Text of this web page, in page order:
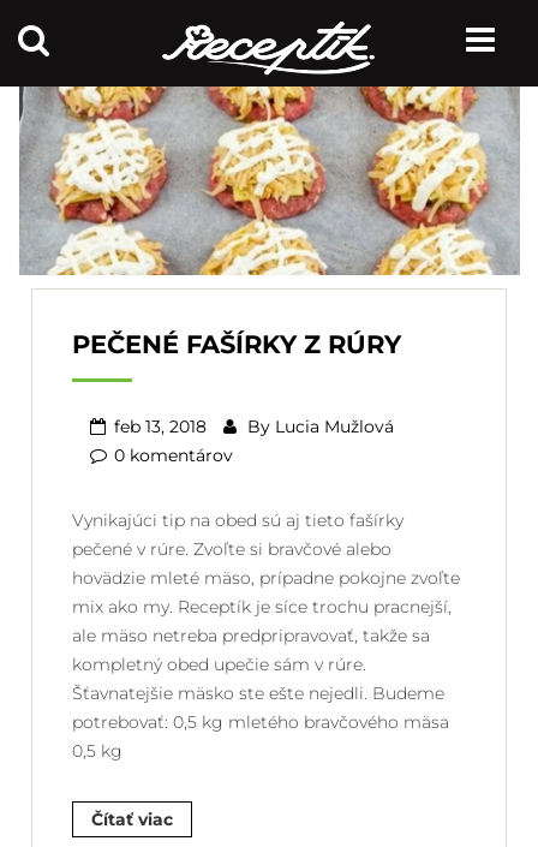
PEČENÉ FAŠÍRKY Z RÚRY
feb 13, 2018 By Lucia Mužlová
0 komentárov
Vynikajúci tip na obed sú aj tieto fašírky
pečené v rúre. Zvoľte si bravčové alebo
hovädzie mleté mäso, prípadne pokojne zvoľte
mix ako my. Receptík je síce trochu pracnejší,
ale mäso netreba predpripravovať, takže sa
kompletný obed upečie sám v rúre.
Šťavnatejšie mäsko ste ešte nejedli. Budeme
potrebovať: 0,5 kg mletého bravčového mäsa
0,5 kg
Čítať viac